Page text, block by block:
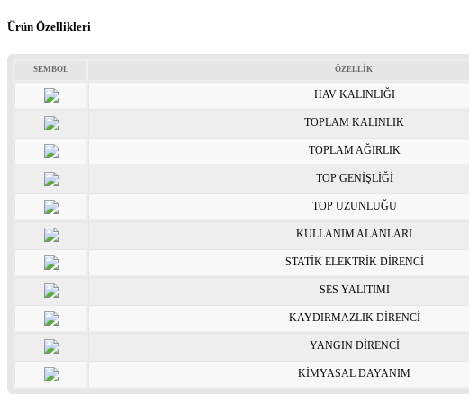
Ürün Özellikleri
SEMBOL ÖZELLİK
HAV KALINLIĞI
TOPLAM KALINLIK
TOPLAM AĞIRLIK
TOP GENİŞLİĞİ
TOP UZUNLUĞU
KULLANIM ALANLARI
STATİK ELEKTRİK DİRENCİ
SES YALITIMI
KAYDIRMAZLIK DİRENCİ
YANGIN DİRENCİ
KİMYASAL DAYANIM